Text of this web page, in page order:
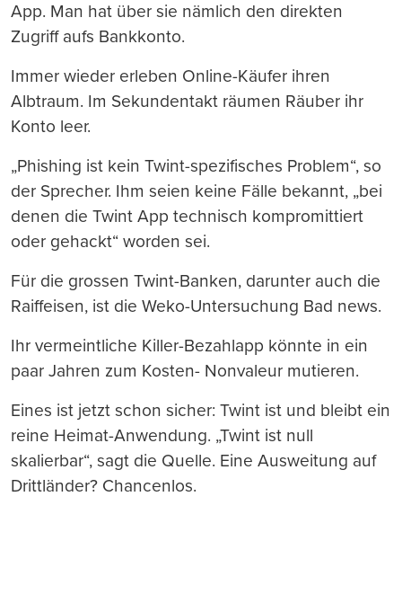
App. Man hat über sie nämlich den direkten
Zugriff aufs Bankkonto.
Immer wieder erleben Online-Käufer ihren
Albtraum. Im Sekundentakt räumen Räuber ihr
Konto leer.
„Phishing ist kein Twint-spezifisches Problem“, so
der Sprecher. Ihm seien keine Fälle bekannt, „bei
denen die Twint App technisch kompromittiert
oder gehackt“ worden sei.
Für die grossen Twint-Banken, darunter auch die
Raiffeisen, ist die Weko-Untersuchung Bad news.
Ihr vermeintliche Killer-Bezahlapp könnte in ein
paar Jahren zum Kosten- Nonvaleur mutieren.
Eines ist jetzt schon sicher: Twint ist und bleibt ein
reine Heimat-Anwendung. „Twint ist null
skalierbar“, sagt die Quelle. Eine Ausweitung auf
Drittländer? Chancenlos.